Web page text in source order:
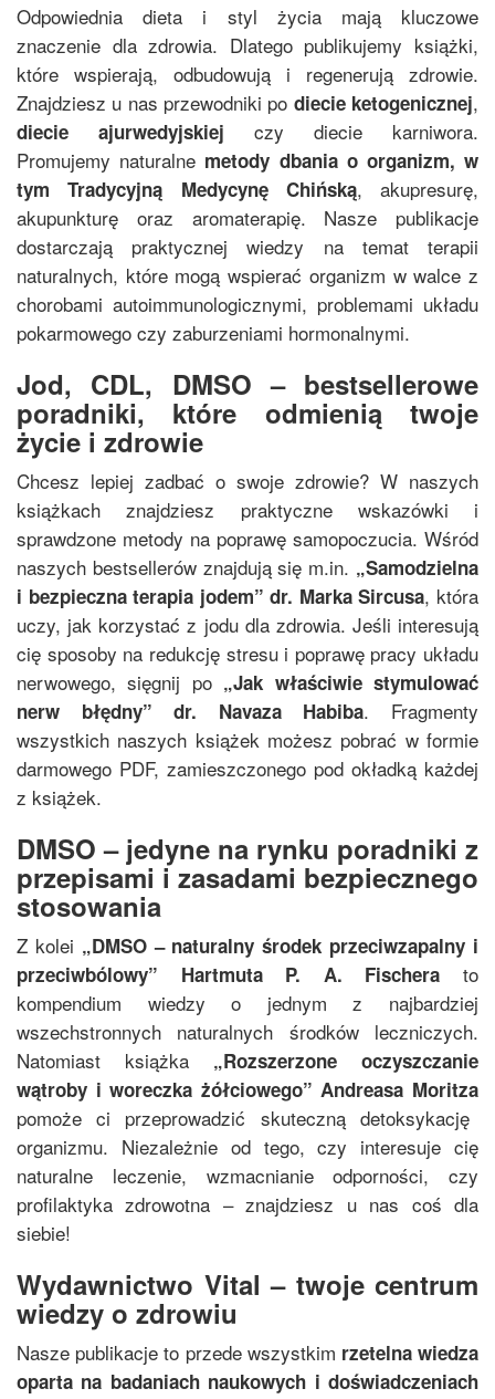
Odpowiednia dieta i styl życia mają kluczowe
znaczenie dla zdrowia. Dlatego publikujemy książki,
które wspierają, odbudowują i regenerują zdrowie.
Znajdziesz u nas przewodniki po diecie ketogenicznej,
diecie ajurwedyjskiej czy diecie karniwora.
Promujemy naturalne metody dbania o organizm, w
tymTradycyjną Medycynę Chińską, akupresurę,
akupunkturę oraz aromaterapię. Nasze publikacje
dostarczają praktycznej wiedzy na temat terapii
naturalnych, które mogą wspierać organizm w walce z
chorobami autoimmunologicznymi, problemami układu
pokarmowego czy zaburzeniami hormonalnymi.
Jod, CDL, DMSO – bestsellerowe
poradniki, które odmienią twoje
życie i zdrowie
Chcesz lepiej zadbać o swoje zdrowie? W naszych
książkach znajdziesz praktyczne wskazówki i
sprawdzone metody na poprawę samopoczucia. Wśród
naszych bestsellerów znajdują się m.in. „Samodzielna
i bezpieczna terapia jodem”dr. Marka Sircusa, która
uczy, jak korzystać z jodu dla zdrowia. Jeśli interesują
cię sposoby na redukcję stresu i poprawę pracy układu
nerwowego, sięgnij po „Jak właściwie stymulować
nerw błędny”dr. Navaza Habiba. Fragmenty
wszystkich naszych książek możesz pobrać w formie
darmowego PDF, zamieszczonego pod okładką każdej
z książek.
DMSO – jedyne na rynku poradniki z
przepisami i zasadami bezpiecznego
stosowania
Z kolei „DMSO – naturalny środek przeciwzapalny i
przeciwbólowy” Hartmuta P. A. Fischera to
kompendium wiedzy o jednym z najbardziej
wszechstronnych naturalnych środków leczniczych.
Natomiast książka „Rozszerzone oczyszczanie
wątroby i woreczka żółciowego”Andreasa Moritza
pomoże ci przeprowadzić skuteczną detoksykację
organizmu. Niezależnie od tego, czy interesuje cię
naturalne leczenie, wzmacnianie odporności, czy
profilaktyka zdrowotna – znajdziesz u nas coś dla
siebie!
Wydawnictwo Vital – twoje centrum
wiedzy o zdrowiu
Nasze publikacje to przede wszystkim rzetelna wiedza
oparta na badaniach naukowych i doświadczeniach